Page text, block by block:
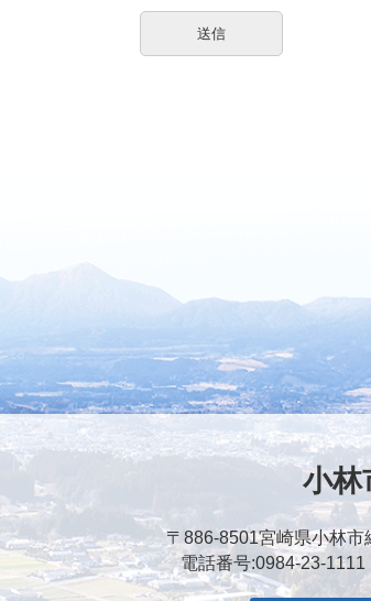
小林
〒886-8501宮崎県小林市
電話番号:0984-23-1111